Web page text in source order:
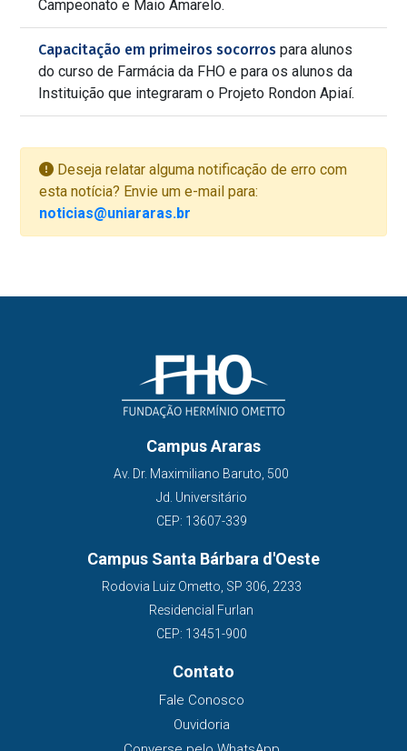
Campeonato e Maio Amarelo.
Capacitação em primeiros socorros para alunos
do curso de Farmácia da FHO e para os alunos da
Instituição que integraram o Projeto Rondon Apiaí.
Deseja relatar alguma notificação de erro com
esta notícia? Envie um e-mail para:
noticias@uniararas.br
Campus Araras
Av. Dr. Maximiliano Baruto, 500
Jd. Universitário
CEP: 13607-339
Campus Santa Bárbara d'Oeste
Rodovia Luiz Ometto, SP 306, 2233
Residencial Furlan
CEP: 13451-900
Contato
Fale Conosco
Ouvidoria